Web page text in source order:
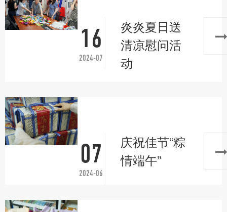
16
2024-07
炎炎夏日送
清凉慰问活
动
07
2024-06
庆祝佳节“粽
情端午”